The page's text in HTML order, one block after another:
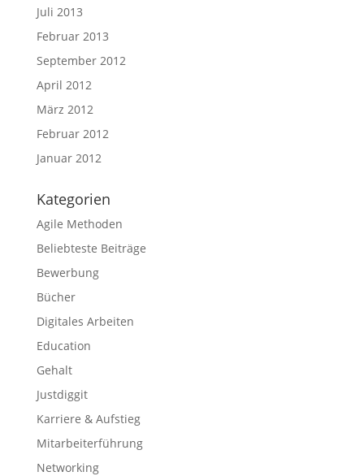
Juli 2013
Februar 2013
September 2012
April 2012
März 2012
Februar 2012
Januar 2012
Kategorien
Agile Methoden
Beliebteste Beiträge
Bewerbung
Bücher
Digitales Arbeiten
Education
Gehalt
Justdiggit
Karriere & Aufstieg
Mitarbeiterführung
Networking